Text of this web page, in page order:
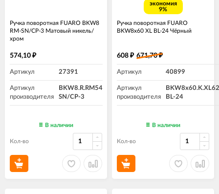
Ручка поворотная FUARO BKW8
RM-SN/CP-3 Матовый никель/
хром
574,10 ₽
Артикул 27391
Артикул
производителя
BKW8.R.RM54
SN/CP-3
В наличии
Кол-во
экономия
9%
Ручка поворотная FUARO
BKW8x60 XL BL-24 Чёрный
608 ₽ 671,70₽
Артикул 40899
Артикул
производителя
BKW8x60.K.XL62
BL-24
В наличии
Кол-во